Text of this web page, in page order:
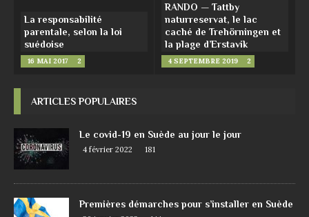
La responsabilité
parentale, selon la loi
suédoise
16 MAI 2017 2
RANDO — Tattby
naturreservat, le lac
caché de Trehörningen et
la plage d’Erstavik
4 SEPTEMBRE 2019 2
ARTICLES POPULAIRES
Le covid-19 en Suède au jour le jour
4 février 2022 181
Premières démarches pour s’installer en Suède